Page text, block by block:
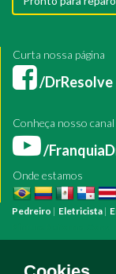
Curta nossa página
/DrResolve
Conheça nosso canal
/
Onde estamos
Pedreiro | Eletricista |
Bombeiro Hidráulico